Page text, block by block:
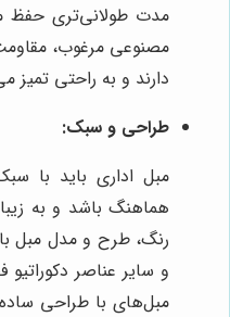
مدت طولانی‌تری حفظ
مصنوعی مرغوب،
دارند و به راحتی تمیز
طراحی و سبک:
مبل اداری باید با
هماهنگ باشد و به
رنگ، طرح و مدل مبل
و سایر عناصر
مبل‌های با طراحی